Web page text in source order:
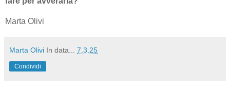
Marta Olivi
Marta Olivi In data... 7.3.25
Condividi